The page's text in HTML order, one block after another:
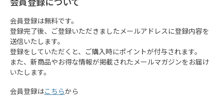
会員登録は無料です。
登録完了後、ご登録いただきましたメールアドレスに登録内容を
送信いたします。
登録をしていただくと、ご購入時にポイントが付与されます。
また、新商品やお得な情報が掲載されたメールマガジンをお届け
いたします。
会員登録はこちらから